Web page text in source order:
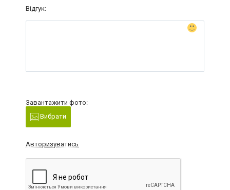
Відгук:
Завантажити фото:
Вибрати
Авторизуватись